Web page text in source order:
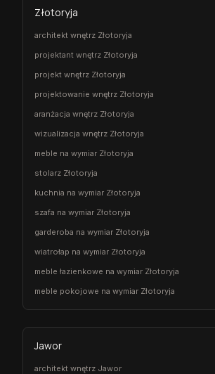
Złotoryja
architekt wnętrz Złotoryja
projektant wnętrz Złotoryja
projekt wnętrz Złotoryja
projektowanie wnętrz Złotoryja
aranżacja wnętrz Złotoryja
wizualizacja wnętrz Złotoryja
meble na wymiar Złotoryja
stolarz Złotoryja
kuchnia na wymiar Złotoryja
szafa na wymiar Złotoryja
garderoba na wymiar Złotoryja
wiatrołap na wymiar Złotoryja
meble łazienkowe na wymiar Złotoryja
meble pokojowe na wymiar Złotoryja
Jawor
architekt wnętrz Jawor